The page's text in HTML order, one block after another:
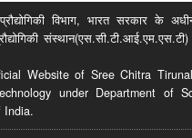
विभाग, भारत सरकार के
Website of Sree Chitra
under Department of
India.